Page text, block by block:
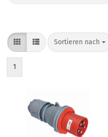
Sortieren nach
Sortieren nach
1